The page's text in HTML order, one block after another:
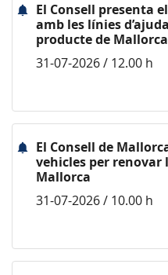
El Consell presenta
amb les línies
producte de Mallorca
31-07-2026 / 12.00 h
El Consell de
vehicles per renovar
Mallorca
31-07-2026 / 10.00 h